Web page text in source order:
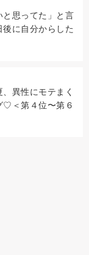
と思ってた」と言
に自分からした
、異性にモテまく
♡＜第４位〜第６